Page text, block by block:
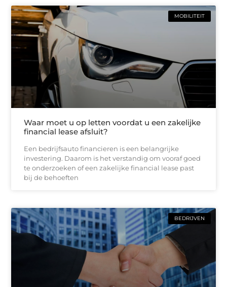
MOBILITEIT
Waar moet u op letten voordat u een zakelijke
financial lease afsluit?
Een bedrijfsauto financieren is een belangrijke
investering. Daarom is het verstandig om vooraf goed
te onderzoeken of een zakelijke financial lease past
bij de behoeften
BEDRIJVEN